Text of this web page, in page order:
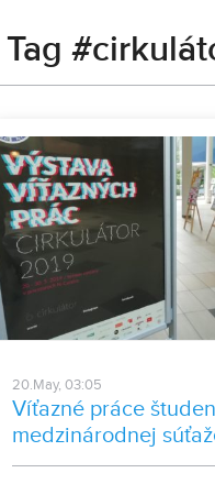
Tag
20.May, 03:05
Víťazné práce
medzinárodnej
2019